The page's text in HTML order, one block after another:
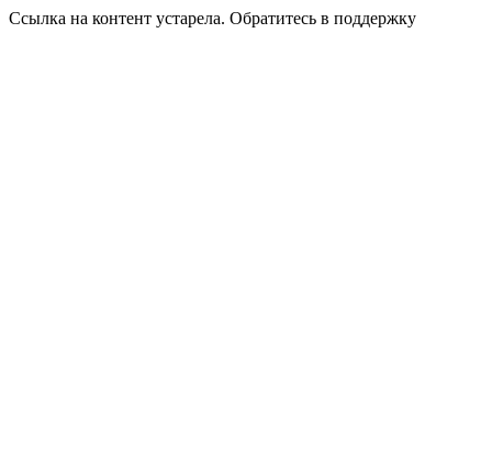
Ссылка на контент устарела. Обратитесь в поддержку